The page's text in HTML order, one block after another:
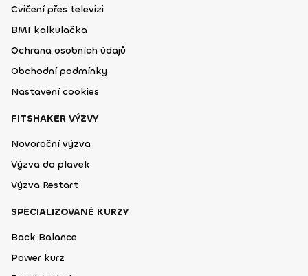
Cvičení přes televizi
BMI kalkulačka
Ochrana osobních údajů
Obchodní podmínky
Nastavení cookies
FITSHAKER VÝZVY
Novoroční výzva
Výzva do plavek
Výzva Restart
SPECIALIZOVANÉ KURZY
Back Balance
Power kurz